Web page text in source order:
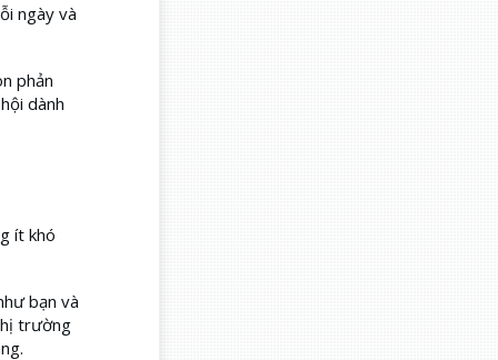
ngày và
phản
dành
ít khó
bạn và
trường